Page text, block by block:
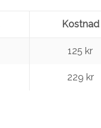
Kostnad
125 kr
229 kr